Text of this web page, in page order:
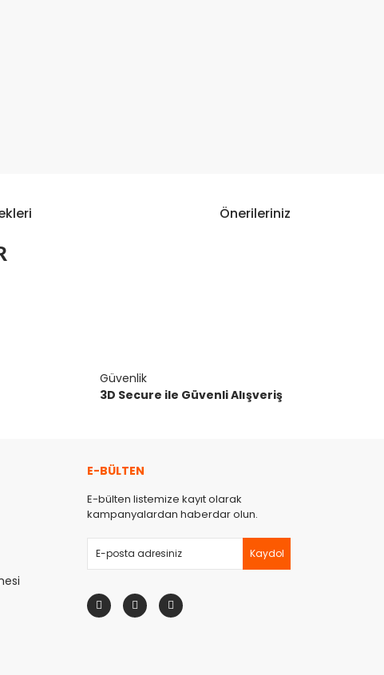
Önerileriniz
Güvenlik
3D Secure ile Güvenli Alışveriş
E-BÜLTEN
E-bülten listemize kayıt olarak
kampanyalardan haberdar olun.
Kaydol